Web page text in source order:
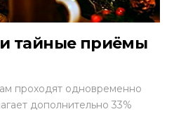
тайные приёмы
проходят одновременно
дополнительно 33%